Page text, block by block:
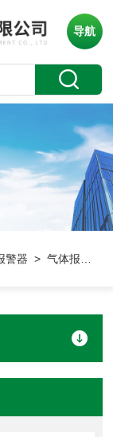
导航
警器 > 气体报警器